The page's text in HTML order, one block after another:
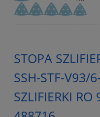
STOPA
SSH-STF-V93/
SZLIFIERKI RO